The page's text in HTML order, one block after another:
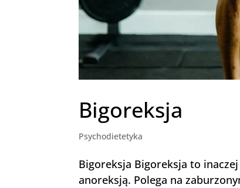
Bigoreksja
Psychodietetyka
Bigoreksja Bigoreksja to
anoreksją. Polega na